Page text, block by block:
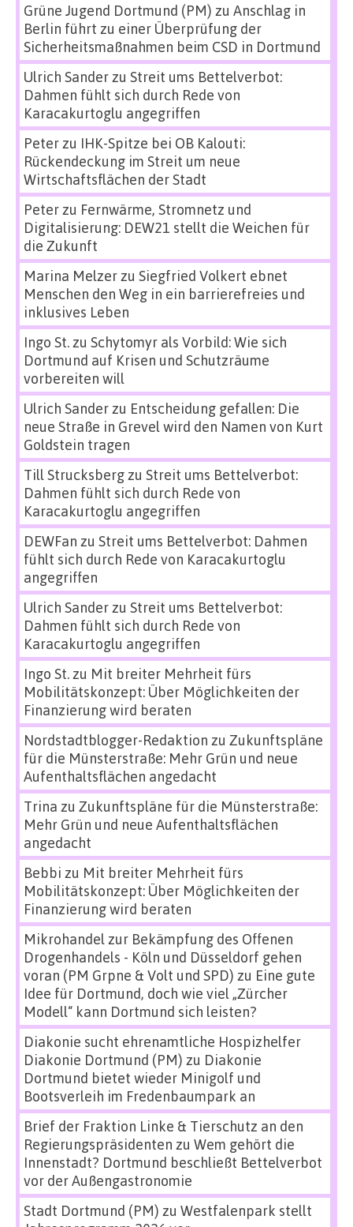
Grüne Jugend Dortmund (PM) zu Anschlag in
Berlin führt zu einer Überprüfung der
Sicherheitsmaßnahmen beim CSD in Dortmund
Ulrich Sanderzu Streit ums Bettelverbot:
Dahmen fühlt sich durch Rede von
Karacakurtoglu angegriffen
Peterzu IHK-Spitze bei OB Kalouti:
Rückendeckung im Streit um neue
Wirtschaftsflächen der Stadt
Peterzu Fernwärme, Stromnetz und
Digitalisierung: DEW21 stellt die Weichen für
die Zukunft
Marina Melzerzu Siegfried Volkert ebnet
Menschen den Weg in ein barrierefreies und
inklusives Leben
Ingo St.zu Schytomyr als Vorbild: Wie sich
Dortmund auf Krisen und Schutzräume
vorbereiten will
Ulrich Sanderzu Entscheidung gefallen: Die
neue Straße in Grevel wird den Namen von Kurt
Goldstein tragen
Till Strucksbergzu Streit ums Bettelverbot:
Dahmen fühlt sich durch Rede von
Karacakurtoglu angegriffen
DEWFan zu Streit ums Bettelverbot: Dahmen
fühlt sich durch Rede von Karacakurtoglu
angegriffen
Ulrich Sanderzu Streit ums Bettelverbot:
Dahmen fühlt sich durch Rede von
Karacakurtoglu angegriffen
Ingo St.zu Mit breiter Mehrheit fürs
Mobilitätskonzept: Über Möglichkeiten der
Finanzierung wird beraten
Nordstadtblogger-Redaktion zu Zukunftspläne
für die Münsterstraße: Mehr Grün und neue
Aufenthaltsflächen angedacht
Trina zu Zukunftspläne für die Münsterstraße:
Mehr Grün und neue Aufenthaltsflächen
angedacht
Bebbi zu Mit breiter Mehrheit fürs
Mobilitätskonzept: Über Möglichkeiten der
Finanzierung wird beraten
Mikrohandel zur Bekämpfung des Offenen
Drogenhandels - Köln und Düsseldorf gehen
voran (PM Grpne & Volt und SPD) zu Eine gute
Idee für Dortmund, doch wie viel „Zürcher
Modell“ kann Dortmund sich leisten?
Diakonie sucht ehrenamtliche Hospizhelfer
Diakonie Dortmund (PM) zu Diakonie
Dortmund bietet wieder Minigolf und
Bootsverleih im Fredenbaumpark an
Brief der Fraktion Linke & Tierschutz an den
Regierungspräsidenten zu Wem gehört die
Innenstadt? Dortmund beschließt Bettelverbot
vor der Außengastronomie
Stadt Dortmund (PM) zu Westfalenpark stellt